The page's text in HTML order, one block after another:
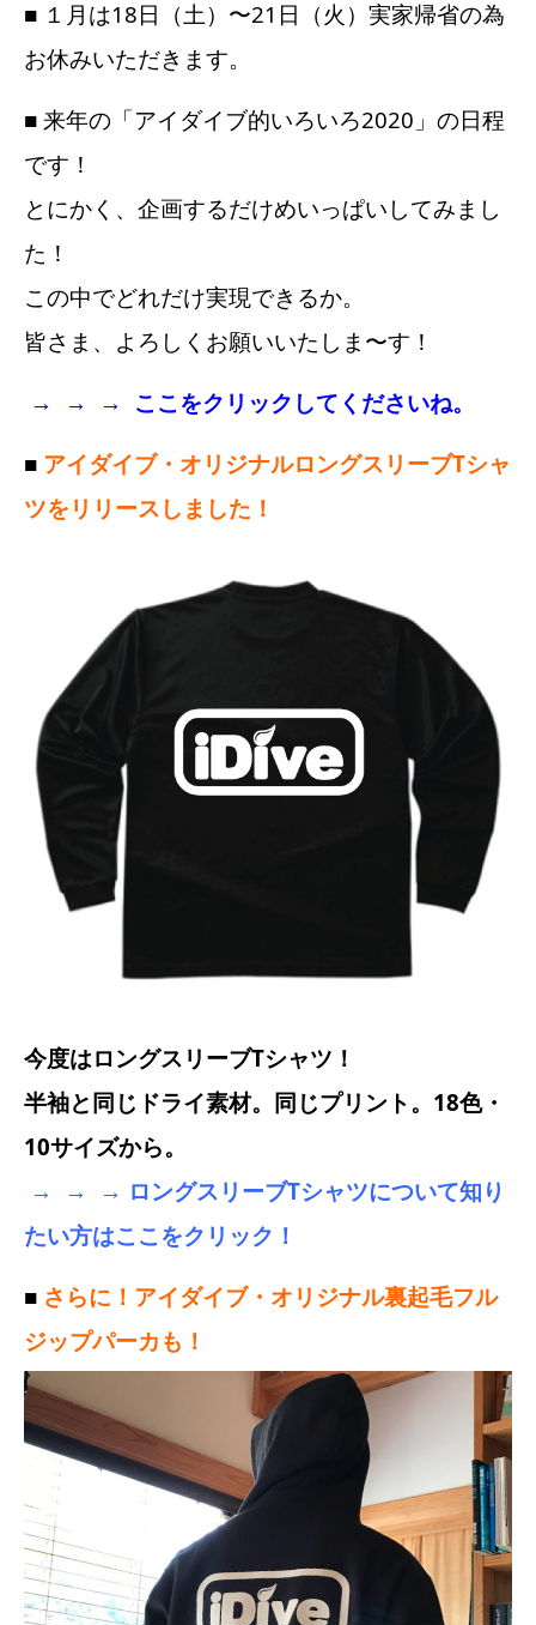
■ １月は18日（土）〜21日（火）実家帰省の為
お休みいただきます。
■ 来年の「アイダイブ的いろいろ2020」の日程
です！
とにかく、企画するだけめいっぱいしてみまし
た！
この中でどれだけ実現できるか。
皆さま、よろしくお願いいたしま〜す！
→ → → ここをクリックしてくださいね。
■ アイダイブ・オリジナルロングスリーブTシャ
ツをリリースしました！
今度はロングスリーブTシャツ！
半袖と同じドライ素材。同じプリント。18色・
10サイズから。
→ → → ロングスリーブTシャツについて知り
たい方はここをクリック！
■ さらに！アイダイブ・オリジナル裏起毛フル
ジップパーカも！